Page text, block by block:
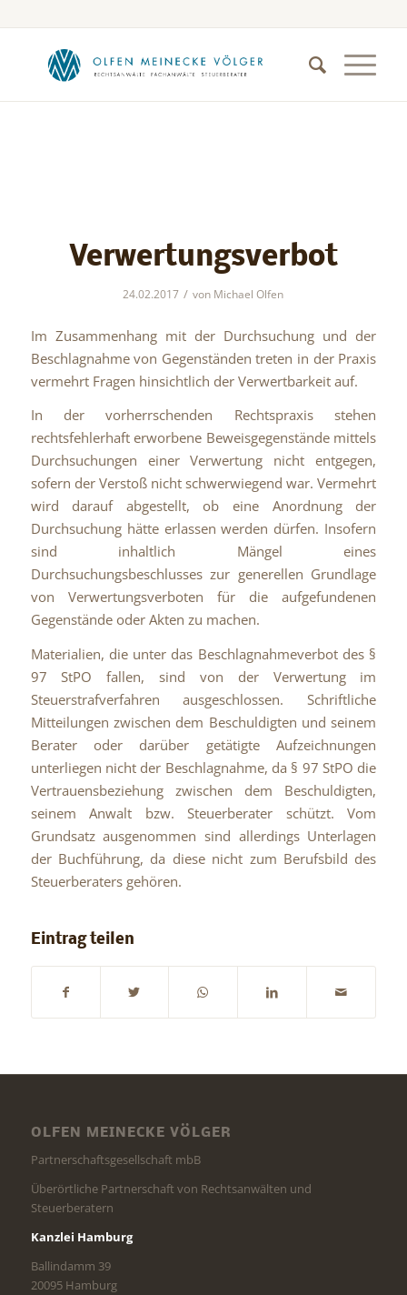
Verwertungsverbot
24.02.2017 / von Michael Olfen
Im Zusammenhang mit der Durchsuchung und der
Beschlagnahme von Gegenständen treten in der Praxis
vermehrt Fragen hinsichtlich der Verwertbarkeit auf.
In der vorherrschenden Rechtspraxis stehen
rechtsfehlerhaft erworbene Beweisgegenstände mittels
Durchsuchungen einer Verwertung nicht entgegen,
sofern der Verstoß nicht schwerwiegend war. Vermehrt
wird darauf abgestellt, ob eine Anordnung der
Durchsuchung hätte erlassen werden dürfen. Insofern
sind inhaltlich Mängel eines
Durchsuchungsbeschlusses zur generellen Grundlage
von Verwertungsverboten für die aufgefundenen
Gegenstände oder Akten zu machen.
Materialien, die unter das Beschlagnahmeverbot des §
97 StPO fallen, sind von der Verwertung im
Steuerstrafverfahren ausgeschlossen. Schriftliche
Mitteilungen zwischen dem Beschuldigten und seinem
Berater oder darüber getätigte Aufzeichnungen
unterliegen nicht der Beschlagnahme, da § 97 StPO die
Vertrauensbeziehung zwischen dem Beschuldigten,
seinem Anwalt bzw. Steuerberater schützt. Vom
Grundsatz ausgenommen sind allerdings Unterlagen
der Buchführung, da diese nicht zum Berufsbild des
Steuerberaters gehören.
Eintrag teilen
OLFEN MEINECKE VÖLGER
Partnerschaftsgesellschaft mbB
Überörtliche Partnerschaft von Rechtsanwälten und
Steuerberatern
Kanzlei Hamburg
Ballindamm 39
20095 Hamburg